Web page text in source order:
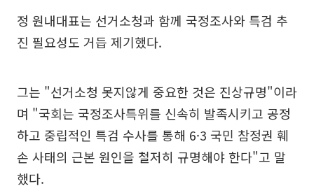
정 원내대표는 선거소청과 함께 국정조사와 특검 추
진 필요성도 거듭 제기했다.
그는 "선거소청 못지않게 중요한 것은 진상규명"이라
며 "국회는 국정조사특위를 신속히 발족시키고 공정
하고 중립적인 특검 수사를 통해 6·3 국민 참정권 훼
손 사태의 근본 원인을 철저히 규명해야 한다"고 말
했다.